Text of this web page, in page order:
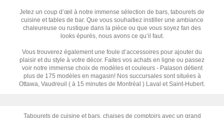
Jetez un coup d’œil à notre immense sélection de bars, tabourets de
cuisine et tables de bar. Que vous souhaitiez instiller une ambiance
chaleureuse ou rustique dans la pièce ou que vous soyez fan des
looks épurés, nous avons ce qu’il faut.
Vous trouverez également une foule d’accessoires pour ajouter du
plaisir et du style à votre décor. Faites vos achats en ligne ou passez
voir notre immense choix de modèles et couleurs - Palason détient
plus de 175 modèles en magasin! Nos succursales sont situées à
Ottawa, Vaudreuil ( à 15 minutes de Montréal ) Laval et Saint-Hubert.
Tabourets de cuisine et bars, chaises de comptoirs avec un grand